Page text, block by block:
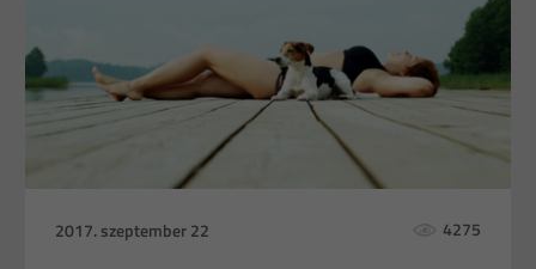
2017. szeptember 22 4275